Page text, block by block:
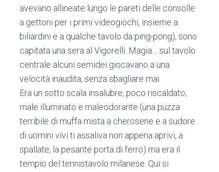
avevano allineate lungo le pareti delle consolle
a gettoni per i primi videogiochi, insieme a
biliardini e a qualche tavolo da ping-pong), sono
capitata una sera al Vigorelli. Magia… sul tavolo
centrale alcuni semidei giocavano a una
velocità inaudita, senza sbagliare mai.
Era un sotto scala insalubre, poco riscaldato,
male illuminato e maleodorante (una puzza
terribile di muffa mista a cherosene e a sudore
di uomini vivi ti assaliva non appena aprivi, a
spallate, la pesante porta di ferro) ma era il
tempio del tennistavolo milanese. Qui si